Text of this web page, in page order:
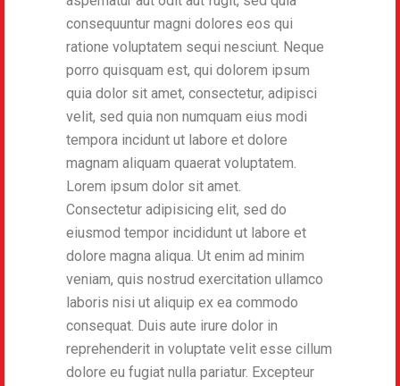
consequuntur magni dolores eos qui
ratione voluptatem sequi nesciunt. Neque
porro quisquam est, qui dolorem ipsum
quia dolor sit amet, consectetur, adipisci
velit, sed quia non numquam eius modi
tempora incidunt ut labore et dolore
magnam aliquam quaerat voluptatem.
Lorem ipsum dolor sit amet.
Consectetur adipisicing elit, sed do
eiusmod tempor incididunt ut labore et
dolore magna aliqua. Ut enim ad minim
veniam, quis nostrud exercitation ullamco
laboris nisi ut aliquip ex ea commodo
consequat. Duis aute irure dolor in
reprehenderit in voluptate velit esse cillum
dolore eu fugiat nulla pariatur. Excepteur